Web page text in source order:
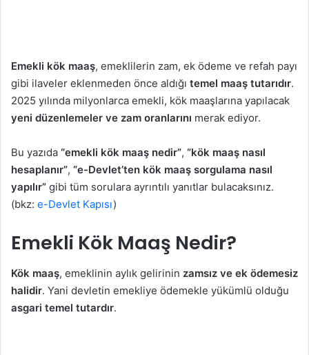
Emekli kök maaş, emeklilerin zam, ek ödeme ve refah payı
gibi ilaveler eklenmeden önce aldığı temel maaş tutarıdır.
2025 yılında milyonlarca emekli, kök maaşlarına yapılacak
yeni düzenlemeler ve zam oranlarını merak ediyor.
Bu yazıda “emekli kök maaş nedir”, “kök maaş nasıl
hesaplanır”, “e-Devlet’ten kök maaş sorgulama nasıl
yapılır” gibi tüm sorulara ayrıntılı yanıtlar bulacaksınız.
(bkz: e-Devlet Kapısı)
Emekli Kök Maaş Nedir?
Kök maaş, emeklinin aylık gelirinin zamsız ve ek ödemesiz
halidir. Yani devletin emekliye ödemekle yükümlü olduğu
asgari temel tutardır.